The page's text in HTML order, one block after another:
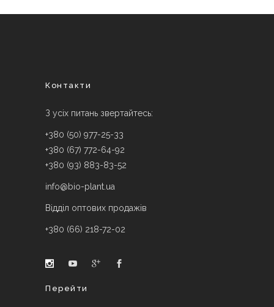
Контакти
З усіх питань звертайтесь:
+380 (50) 977-25-33
+380 (67) 772-64-92
+380 (93) 883-83-52
info@bio-plant.ua
Відділ оптових продажів
+380 (66) 218-72-02
Перейти